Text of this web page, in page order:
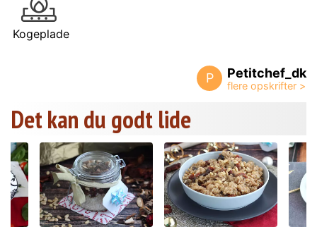
Kogeplade
P Petitchef_dk
Det kan du godt lide